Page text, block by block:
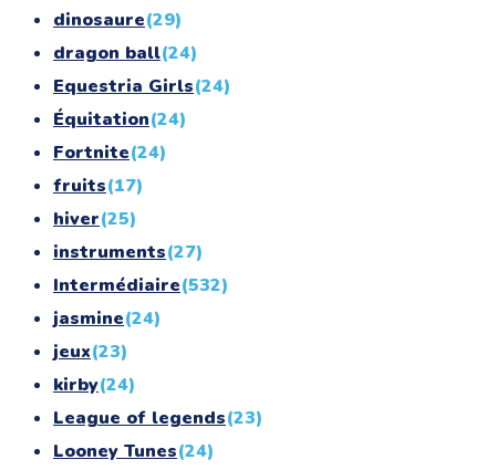
dinosaure(29)
dragon ball(24)
Equestria Girls(24)
Équitation(24)
Fortnite(24)
fruits(17)
hiver(25)
instruments(27)
Intermédiaire(532)
jasmine(24)
jeux(23)
kirby(24)
League of legends(23)
Looney Tunes(24)